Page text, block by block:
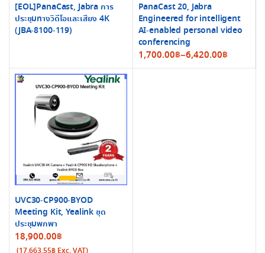
[EOL]PanaCast, Jabra การ
ประชุมทางวิดีโอและเสียง 4K
(JBA-8100-119)
PanaCast 20, Jabra
Engineered for intelligent
AI-enabled personal video
conferencing
1,700.00฿–6,420.00฿
Price
range:
UVC30-CP900-BYOD
Meeting Kit, Yealink ชุด
ประชุมพกพา
18,900.00฿